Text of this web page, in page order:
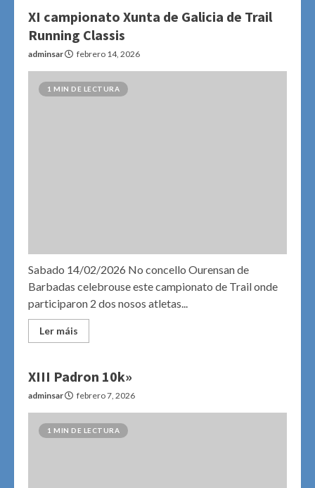
XI campionato Xunta de Galicia de Trail
Running Classis
adminsar febrero 14, 2026
1 MIN DE LECTURA
Sabado 14/02/2026 No concello Ourensan de
Barbadas celebrouse este campionato de Trail onde
participaron 2 dos nosos atletas...
Ler máis
XIII Padron 10k»
adminsar febrero 7, 2026
1 MIN DE LECTURA